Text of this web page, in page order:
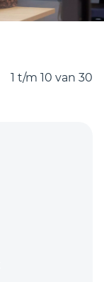
1 t/m 10 van 30